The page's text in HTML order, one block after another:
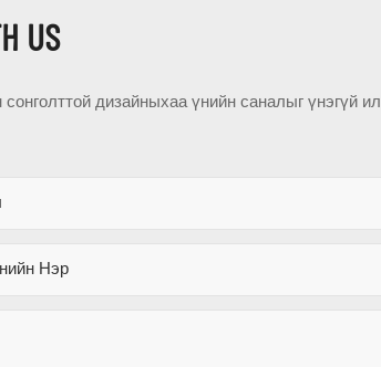
US
дизайныхаа үнийн саналыг үнэгүй
Нэр